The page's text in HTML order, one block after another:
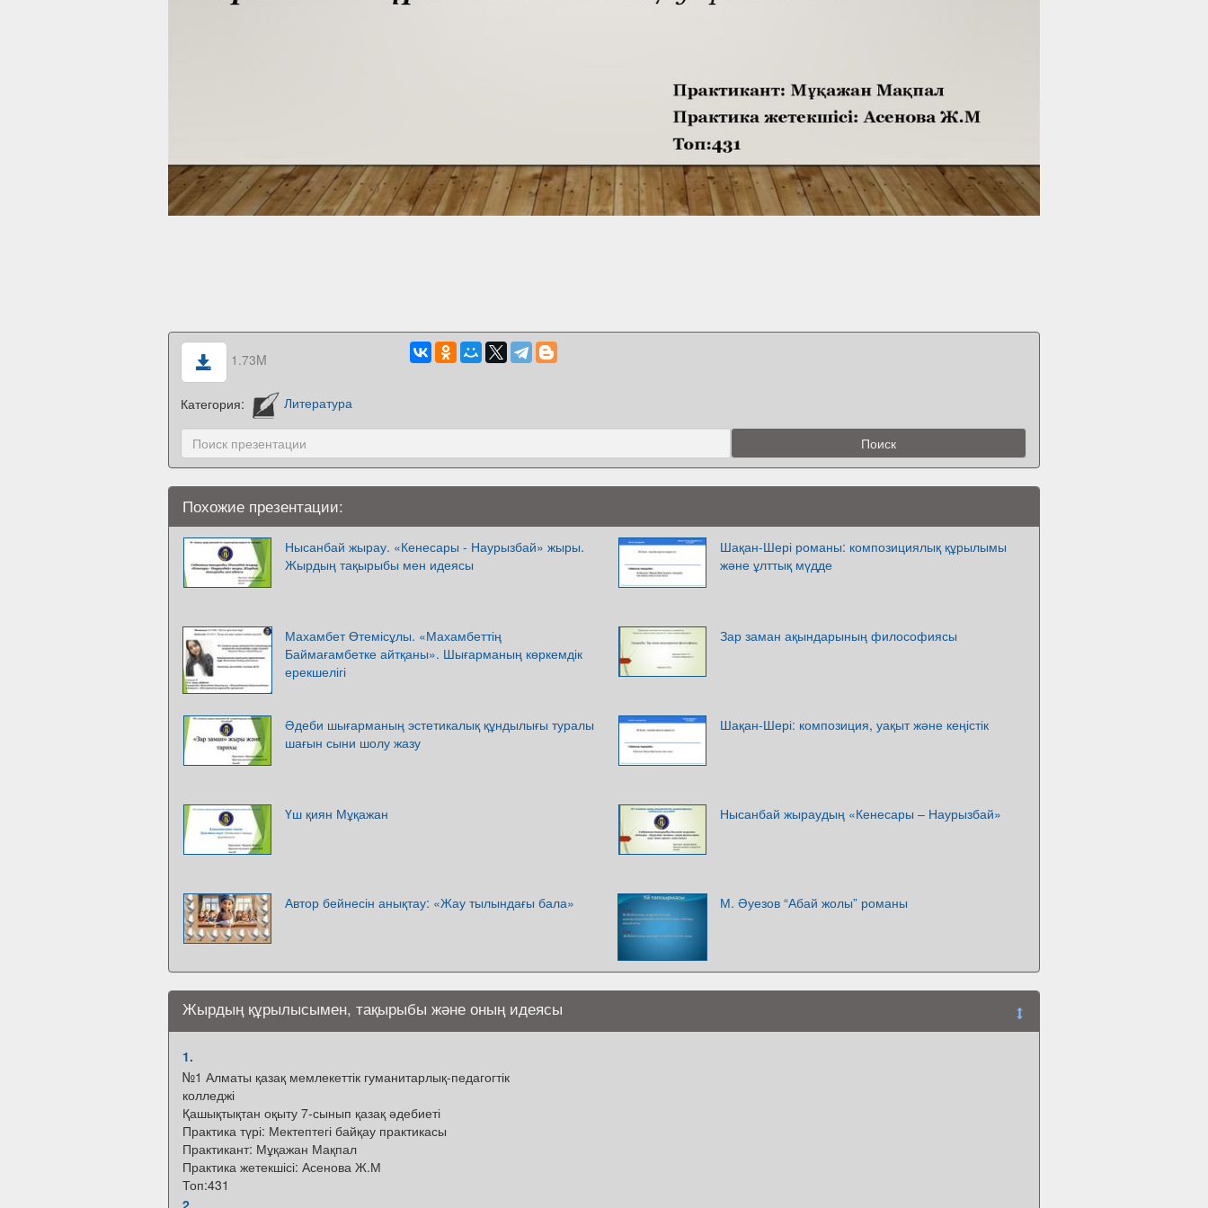
1.73M
Категория: Литература
Похожие презентации:
Нысанбай жырау. «Кенесары - Наурызбай» жыры.
Жырдың тақырыбы мен идеясы
Шақан-Шері романы: композициялық құрылымы
және ұлттық мүдде
Махамбет Өтемісұлы. «Махамбеттің
Баймағамбетке айтқаны». Шығарманың көркемдік
ерекшелігі
Зар заман ақындарының философиясы
Әдеби шығарманың эстетикалық құндылығы туралы
шағын сыни шолу жазу
Шақан-Шері: композиция, уақыт және кеңістік
Үш қиян Мұқажан Нысанбай жыраудың «Кенесары – Наурызбай»
Автор бейнесін анықтау: «Жау тылындағы бала» М. Әуезов “Абай жолы” романы
Жырдың құрылысымен, тақырыбы және оның идеясы
1.
№1 Алматы қазақ мемлекеттік гуманитарлық-педагогтік
колледжі
Қашықтықтан оқыту 7-сынып қазақ әдебиеті
Практика түрі: Мектептегі байқау практикасы
Практикант: Мұқажан Мақпал
Практика жетекшісі: Асенова Ж.М
Топ:431
2.